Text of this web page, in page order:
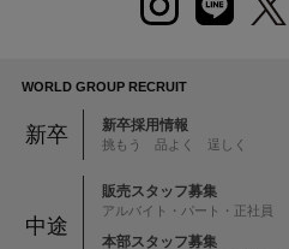
WORLD GROUP RECRUIT
新卒 新卒採用情報
挑もう 品よく 逞しく
中途
販売スタッフ募集
アルバイト・パート・正社員
本部スタッフ募集